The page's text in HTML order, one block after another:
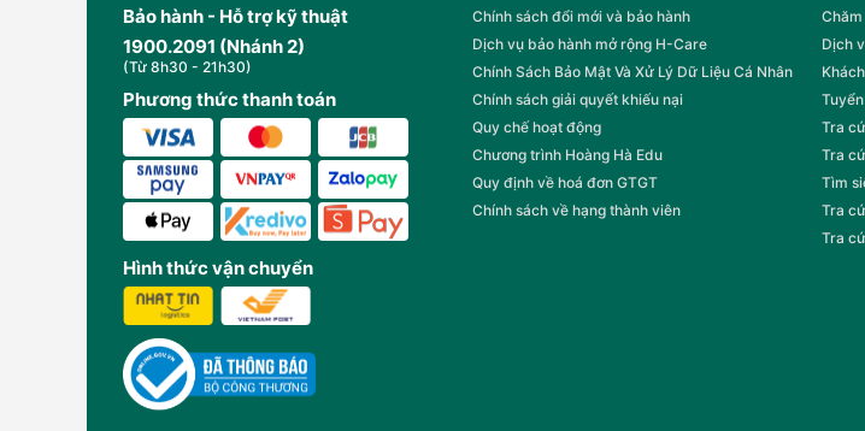
Bảo hành - Hỗ trợ kỹ thuật
1900.2091 (Nhánh 2)
(Từ 8h30 - 21h30)
Phương thức thanh toán
Hình thức vận chuyển
Chính sách đổi mới và bảo hành
Dịch vụ bảo hành mở rộng H-Care
Chính Sách Bảo Mật Và Xử Lý Dữ Liệu Cá Nhân
Chính sách giải quyết khiếu nại
Quy chế hoạt động
Chương trình Hoàng Hà Edu
Quy định về hoá đơn GTGT
Chính sách về hạng thành viên
Dịch
Tra
Tra
Tìm
Tra
Tra